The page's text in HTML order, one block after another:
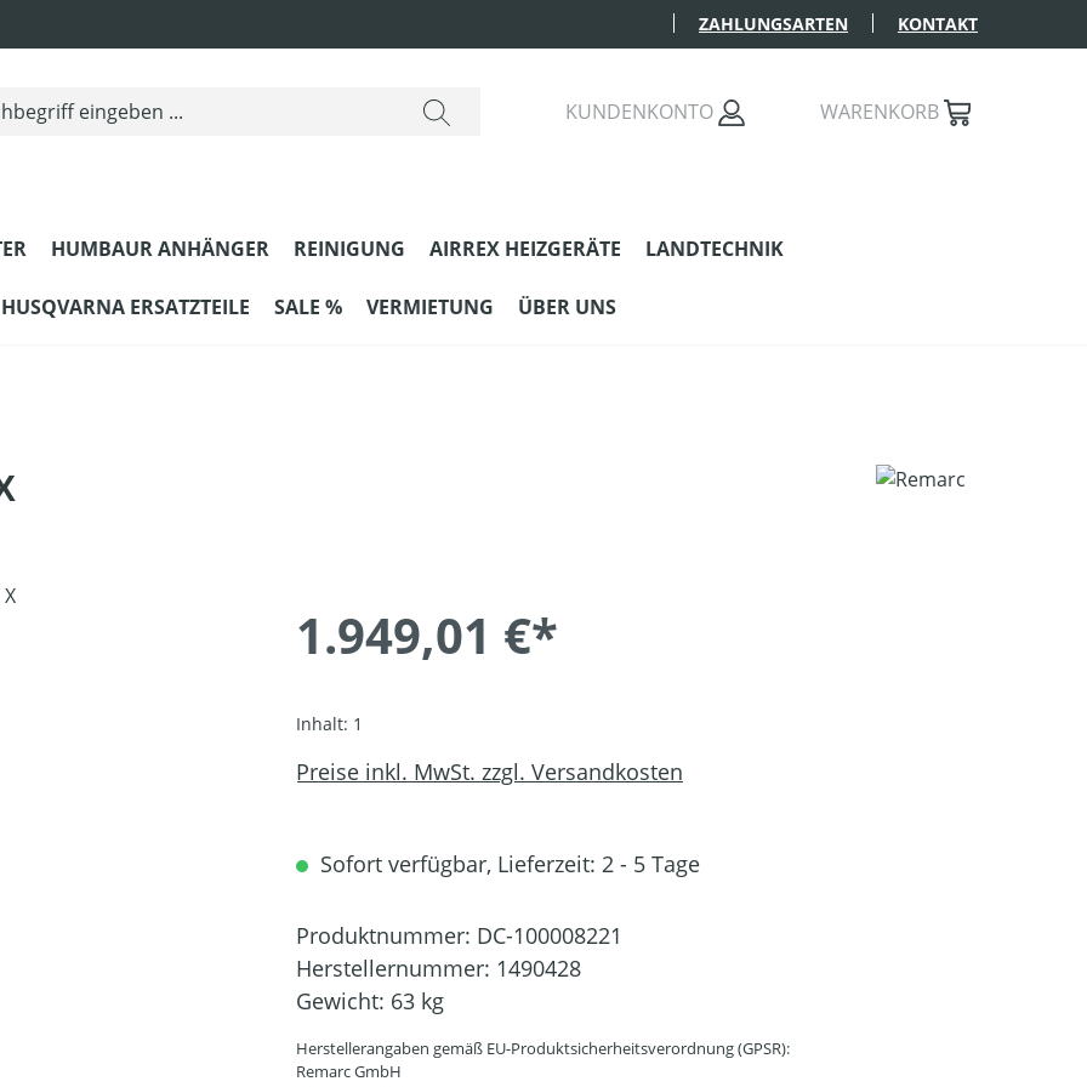
ZAHLUNGSARTEN KONTAKT
KUNDENKONTO WARENKORB
HUMBAUR ANHÄNGER REINIGUNG AIRREX HEIZGERÄTE LANDTECHNIK
HUSQVARNA ERSATZTEILE SALE % VERMIETUNG ÜBER UNS
1.949,01 €*
Inhalt: 1
Preise inkl. MwSt. zzgl. Versandkosten
Sofort verfügbar, Lieferzeit: 2 - 5 Tage
Produktnummer: DC-100008221
Herstellernummer: 1490428
Gewicht: 63 kg
Herstellerangaben gemäß EU-Produktsicherheitsverordnung (GPSR):
Remarc GmbH